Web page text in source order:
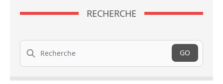
RECHERCHE
Recherche
GO